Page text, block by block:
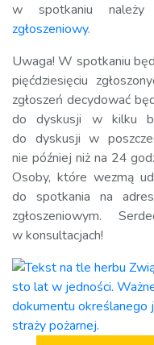
w spotkaniu należy
zgłoszeniowy.
Uwaga! W spotkaniu
pięćdziesięciu
zgłoszeń decydować
do dyskusji w kilku
do dyskusji w
nie później niż na 24
Osoby, które wezmą
do spotkania na
zgłoszeniowym.
w konsultacjach!